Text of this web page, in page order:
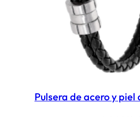
Pulsera de acero y piel